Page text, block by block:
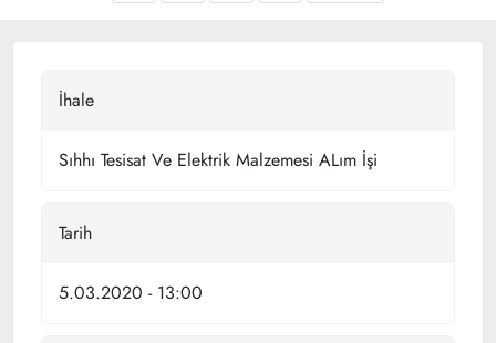
İhale
Sıhhı Tesisat Ve Elektrik Malzemesi ALım İşi
Tarih
5.03.2020 - 13:00